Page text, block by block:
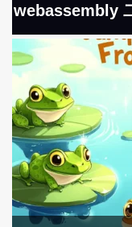
webassembly